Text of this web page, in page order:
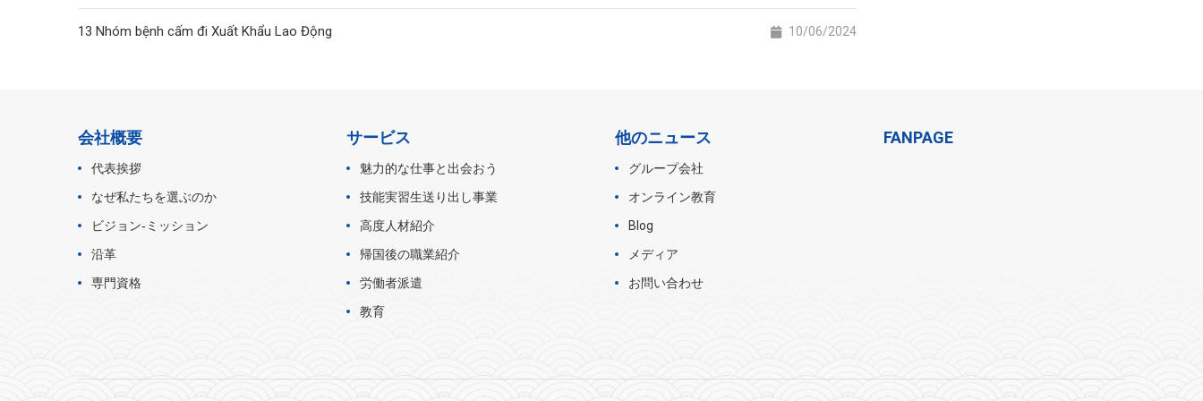
13 Nhóm bệnh cấm đi Xuất Khẩu Lao Động 10/06/2024
会社概要
代表挨拶
なぜ私たちを選ぶのか
ビジョン‐ミッション
沿革
専門資格
サービス
魅力的な仕事と出会おう
技能実習生送り出し事業
高度人材紹介
帰国後の職業紹介
労働者派遣
教育
他のニュース
グループ会社
オンライン教育
Blog
メディア
お問い合わせ
FANPAGE